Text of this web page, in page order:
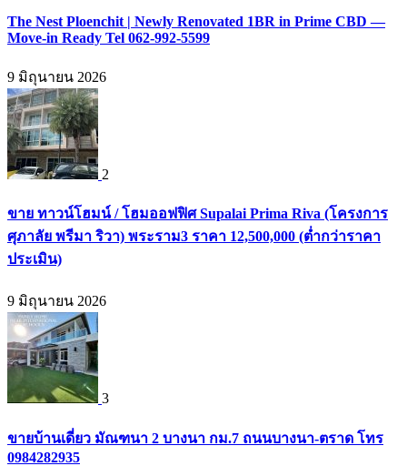
The Nest Ploenchit | Newly Renovated 1BR in Prime CBD —
Move-in Ready Tel 062-992-5599
9 มิถุนายน 2026
2
ขาย ทาวน์โฮมน์ / โฮมออฟฟิศ Supalai Prima Riva (โครงการ
ศุภาลัย พรีมา ริวา) พระราม3 ราคา 12,500,000 (ต่ำกว่าราคา
ประเมิน)
9 มิถุนายน 2026
3
ขายบ้านเดี่ยว มัณฑนา 2 บางนา กม.7 ถนนบางนา-ตราด โทร
0984282935